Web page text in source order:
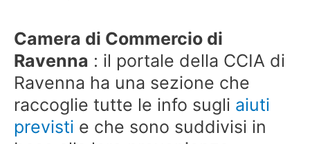
Camera di Commercio di
Ravenna : il portale della CCIA di
Ravenna ha una sezione che
raccoglie tutte le info sugli aiuti
previsti e che sono suddivisi in